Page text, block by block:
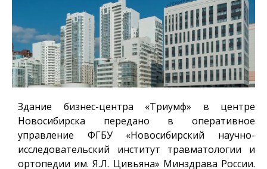
Здание бизнес-центра «Триумф» в центре
Новосибирска передано в оперативное
управление ФГБУ «Новосибирский научно-
исследовательский институт травматологии и
ортопедии им. Я.Л. Цивьяна» Минздрава России.